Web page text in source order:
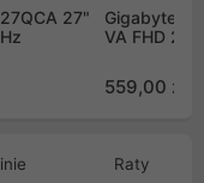
27"
Gigabyte
VA FHD
559,00 zł
Raty